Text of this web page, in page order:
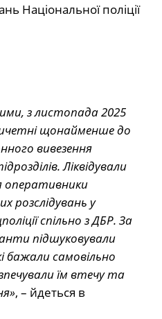
Національної поліції
з листопада 2025
щонайменше до
вивезення
Ліквідували
оперативники
розслідувань у
спільно з ДБР. За
підшуковували
бажали самовільно
їм втечу та
, – йдеться в